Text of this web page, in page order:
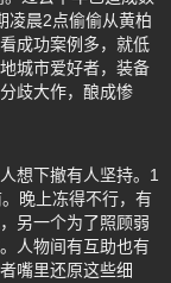
凌晨2点偷偷从黄柏
成功案例多，就低
城市爱好者，装备
歧大作，酿成惨
想下撤有人坚持。1
晚上冻得不行，有
另一个为了照顾弱
人物间有互助也有
嘴里还原这些细